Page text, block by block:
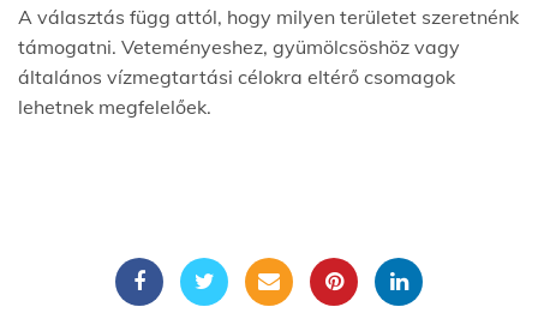
A választás függ attól, hogy milyen területet szeretnénk
támogatni. Veteményeshez, gyümölcsöshöz vagy
általános vízmegtartási célokra eltérő csomagok
lehetnek megfelelőek.